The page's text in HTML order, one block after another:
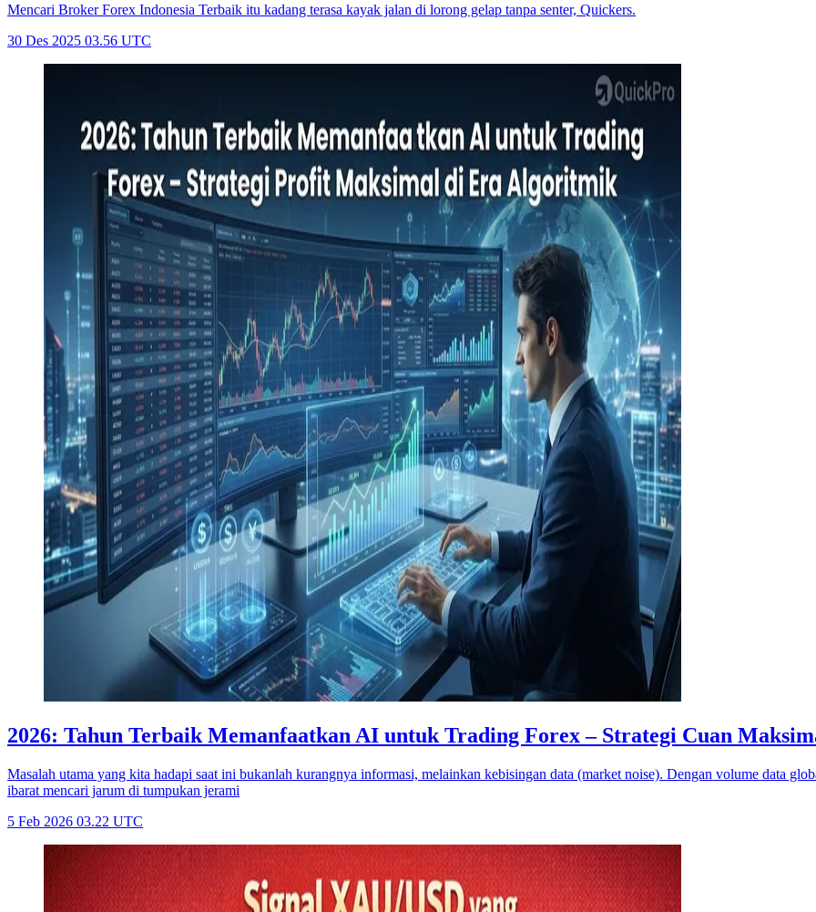
Mencari Broker Forex Indonesia Terbaik itu kadang terasa kayak jalan di lorong gelap tanpa senter, Quickers.
30 Des 2025 03.56 UTC
2026: Tahun Terbaik Memanfaatkan AI untuk Trading Forex – Strategi Cuan
Masalah utama yang kita hadapi saat ini bukanlah kurangnya informasi, melainkan kebisingan data (market noise). Dengan volume data
ibarat mencari jarum di tumpukan jerami
5 Feb 2026 03.22 UTC